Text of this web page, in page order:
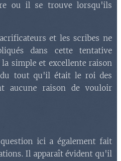
ou il se trouve lorsqu'ils
et les scribes ne
dans cette tentative
simple et excellente raison
tout qu'il était le roi des
aucune raison de vouloir
ici a également fait
Il apparaît évident qu'il